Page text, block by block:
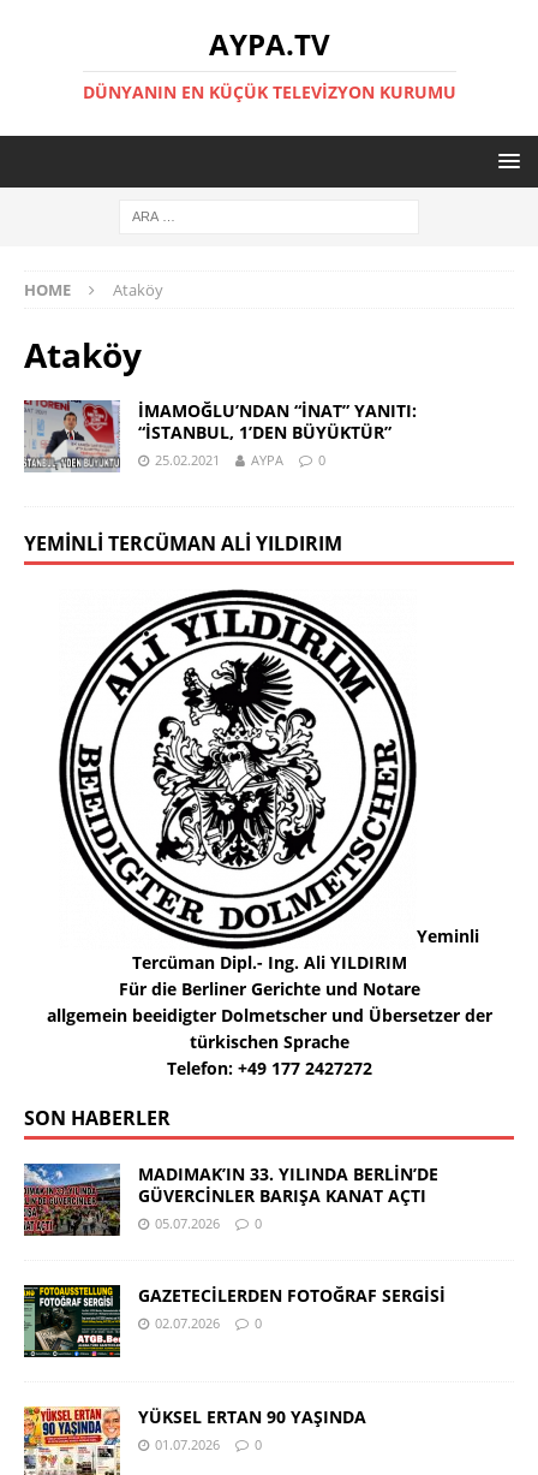
AYPA.TV
DÜNYANIN EN KÜÇÜK TELEVIZYON KURUMU
HOME Ataköy
Ataköy
İMAMOĞLU’NDAN “İNAT” YANITI:
“İSTANBUL, 1’DEN BÜYÜKTÜR”
25.02.2021 AYPA 0
YEMINLI TERCÜMAN ALI YILDIRIM
Yeminli
Tercüman Dipl.- Ing. Ali YILDIRIM
Für die Berliner Gerichte und Notare
allgemein beeidigter Dolmetscher und Übersetzer der
türkischen Sprache
Telefon: +49 177 2427272
SON HABERLER
MADIMAK’IN 33. YILINDA BERLİN’DE
GÜVERCİNLER BARIŞA KANAT AÇTI
05.07.2026 0
GAZETECİLERDEN FOTOĞRAF SERGİSİ
02.07.2026 0
YÜKSEL ERTAN 90 YAŞINDA
01.07.2026 0